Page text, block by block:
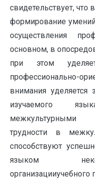
свидетельствует, что
формирование
осуществления
основном, в
при этом
профессионально-
внимания уделяется
изучаемого
межкультурными
трудности в
способствуют
языком